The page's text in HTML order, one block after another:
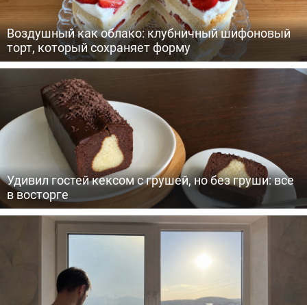
Воздушный как облако: клубничный шифоновый
торт, который сохраняет форму
Удивил гостей кексом с грушей, но без груши: все
в восторге